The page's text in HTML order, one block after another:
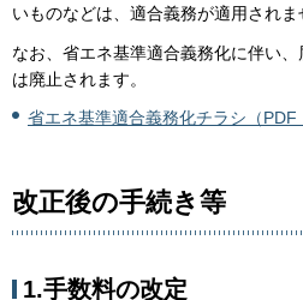
いものなどは、適合義務が適用されま
なお、省エネ基準適合義務化に伴い
は廃止されます。
省エネ基準適合義務化チラシ（PDF
改正後の手続き等
1.手数料の改定